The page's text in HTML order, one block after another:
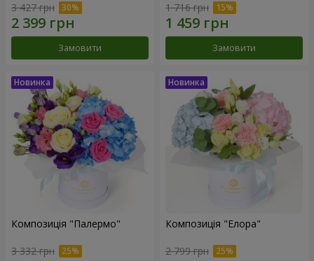
3 427 грн
Замовити
1 716 грн
Замовити
Композиція "Палермо"
3 332 грн
Композиція "Елора"
2 799 грн